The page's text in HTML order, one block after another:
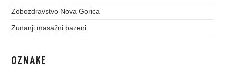
Zobozdravstvo Nova Gorica
Zunanji masažni bazeni
OZNAKE